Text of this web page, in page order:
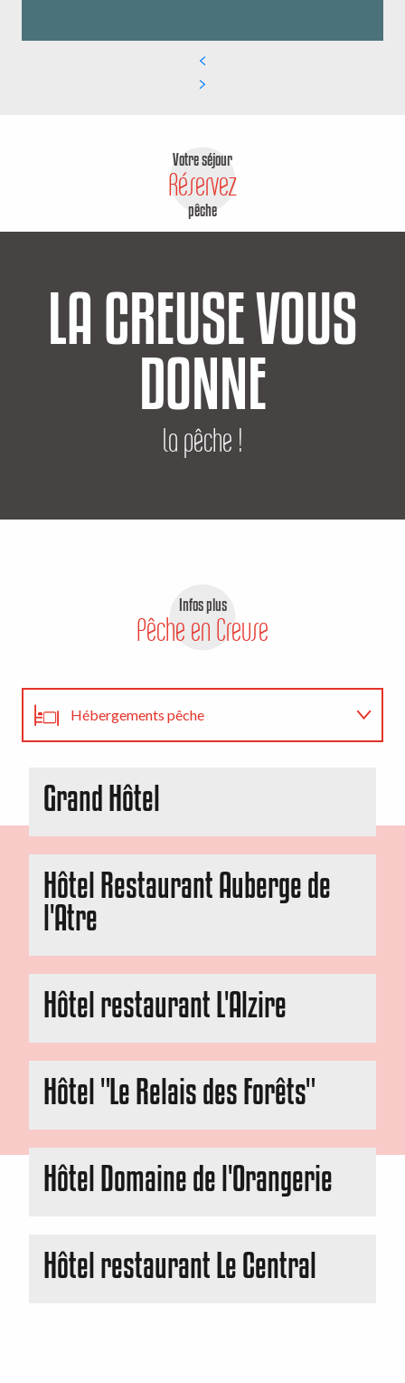
Votre séjour
Réservez
pêche
LA CREUSE VOUS
DONNE
la pêche !
Infos plus
Pêche en Creuse
Hébergements pêche
Grand Hôtel
Hôtel Restaurant Auberge de
l'Atre
Hôtel restaurant L'Alzire
Hôtel "Le Relais des Forêts"
Hôtel Domaine de l'Orangerie
Hôtel restaurant Le Central